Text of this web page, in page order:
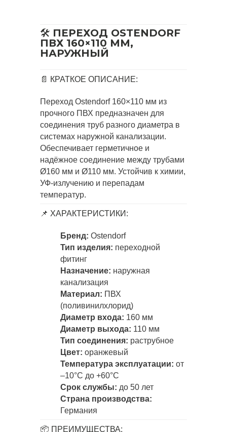
🛠️ ПЕРЕХОД OSTENDORF
ПВХ 160×110 ММ,
НАРУЖНЫЙ
📄 КРАТКОЕ ОПИСАНИЕ:
Переход Ostendorf 160×110 мм из
прочного ПВХ предназначен для
соединения труб разного диаметра в
системах наружной канализации.
Обеспечивает герметичное и
надёжное соединение между трубами
Ø160 мм и Ø110 мм. Устойчив к химии,
УФ-излучению и перепадам
температур.
📌 ХАРАКТЕРИСТИКИ:
Бренд: Ostendorf
Тип изделия: переходной
фитинг
Назначение: наружная
канализация
Материал: ПВХ
(поливинилхлорид)
Диаметр входа: 160 мм
Диаметр выхода: 110 мм
Тип соединения: раструбное
Цвет: оранжевый
Температура эксплуатации: от
–10°C до +60°C
Срок службы: до 50 лет
Страна производства:
Германия
📦 ПРЕИМУЩЕСТВА: